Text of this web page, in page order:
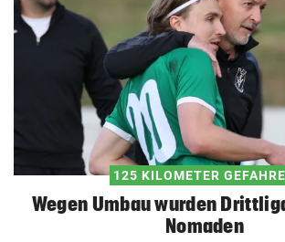
125 KILOMETER
Wegen Umbau wurden
Nomaden